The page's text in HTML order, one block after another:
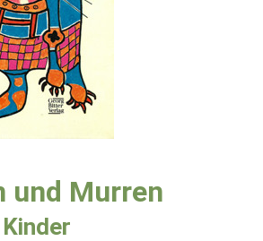
und Murren